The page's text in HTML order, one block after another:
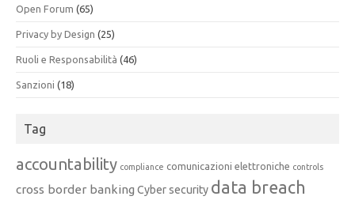
Open Forum (65)
Privacy by Design (25)
Ruoli e Responsabilità (46)
Sanzioni (18)
Tag
accountability compliance comunicazioni elettroniche controls
cross border banking Cyber security data breach